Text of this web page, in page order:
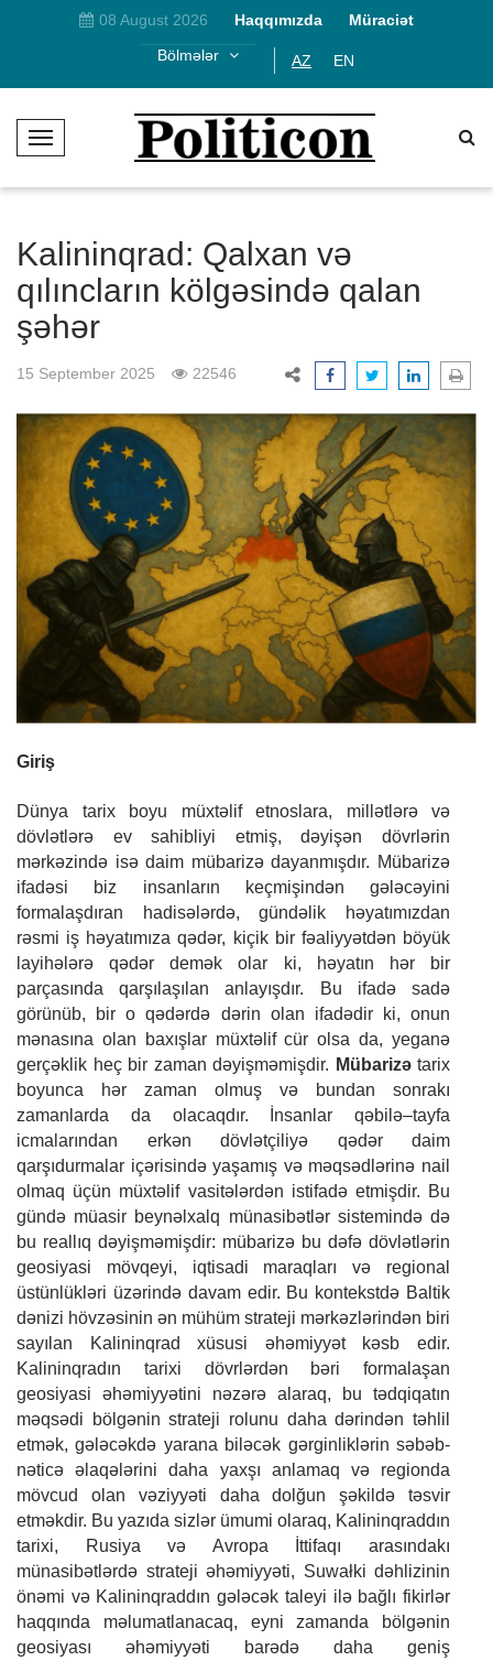
08 August 2026 Haqqımızda
Müraciət
Bölmələr
AZ EN
T
g
e
a
v
i
a
Kalininqrad: Qalxan və
qılıncların kölgəsində qalan
şəhər
15 September 2025 22546
Giriş
Dünya tarix boyu müxtəlif etnoslara, millətlərə və
dövlətlərə ev sahibliyi etmiş, dəyişən dövrlərin
mərkəzində isə daim mübarizə dayanmışdır. Mübarizə
ifadəsi biz insanların keçmişindən gələcəyini
formalaşdıran hadisələrdə, gündəlik həyatımızdan
rəsmi iş həyatımıza qədər, kiçik bir fəaliyyətdən böyük
layihələrə qədər demək olar ki, həyatın hər bir
parçasında qarşılaşılan anlayışdır. Bu ifadə sadə
görünüb, bir o qədərdə dərin olan ifadədir ki, onun
mənasına olan baxışlar müxtəlif cür olsa da, yeganə
gerçəklik heç bir zaman dəyişməmişdir. Mübarizə tarix
boyunca hər zaman olmuş və bundan sonrakı
zamanlarda da olacaqdır. İnsanlar qəbilə–tayfa
icmalarından erkən dövlətçiliyə qədər daim
qarşıdurmalar içərisində yaşamış və məqsədlərinə nail
olmaq üçün müxtəlif vasitələrdən istifadə etmişdir. Bu
gündə müasir beynəlxalq münasibətlər sistemində də
bu reallıq dəyişməmişdir: mübarizə bu dəfə dövlətlərin
geosiyasi mövqeyi, iqtisadi maraqları və regional
üstünlükləri üzərində davam edir. Bu kontekstdə Baltik
dənizi hövzəsinin ən mühüm strateji mərkəzlərindən biri
sayılan Kalininqrad xüsusi əhəmiyyət kəsb edir.
Kalininqradın tarixi dövrlərdən bəri formalaşan
geosiyasi əhəmiyyətini nəzərə alaraq, bu tədqiqatın
məqsədi bölgənin strateji rolunu daha dərindən təhlil
etmək, gələcəkdə yarana biləcək gərginliklərin səbəb-
nəticə əlaqələrini daha yaxşı anlamaq və regionda
mövcud olan vəziyyəti daha dolğun şəkildə təsvir
etməkdir. Bu yazıda sizlər ümumi olaraq, Kalininqraddın
tarixi, Rusiya və Avropa İttifaqı arasındakı
münasibətlərdə strateji əhəmiyyəti, Suwałki dəhlizinin
önəmi və Kalininqraddın gələcək taleyi ilə bağlı fikirlər
haqqında məlumatlanacaq, eyni zamanda bölgənin
geosiyası əhəmiyyəti barədə daha geniş